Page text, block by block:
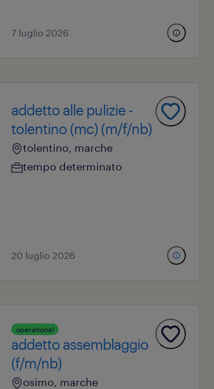
7 luglio 2026
addetto alle pulizie -
tolentino (mc) (m/f/nb)
tolentino, marche
tempo determinato
20 luglio 2026
operational
addetto assemblaggio
(f/m/nb)
osimo, marche